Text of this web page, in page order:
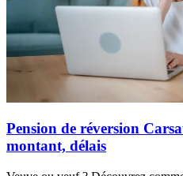
Pension de réversion
montant, délais